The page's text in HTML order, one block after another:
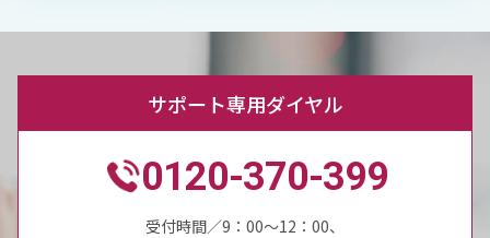
サポート専用ダイヤル
0120-370-399
受付時間／9：00～12：00、